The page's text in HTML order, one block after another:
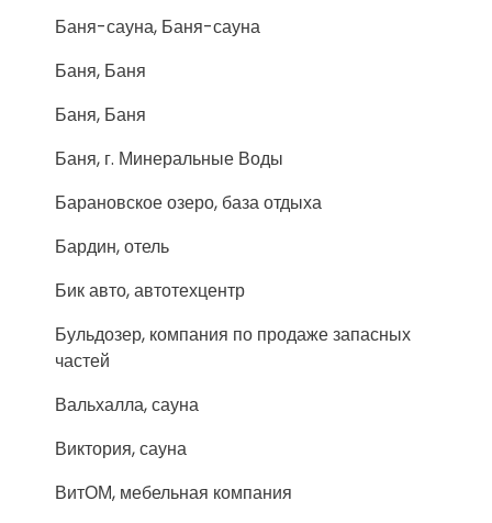
Баня-сауна, Баня-сауна
Баня, Баня
Баня, Баня
Баня, г. Минеральные Воды
Барановское озеро, база отдыха
Бардин, отель
Бик авто, автотехцентр
Бульдозер, компания по продаже запасных
частей
Вальхалла, сауна
Виктория, сауна
ВитОМ, мебельная компания